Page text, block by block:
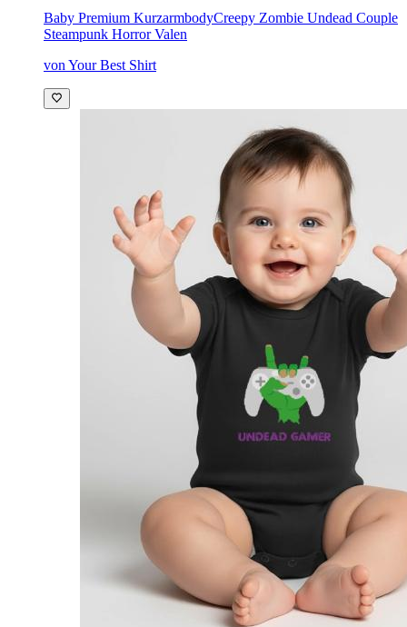
Baby Premium KurzarmbodyCreepy Zombie Undead Couple
Steampunk Horror Valen
von Your Best Shirt